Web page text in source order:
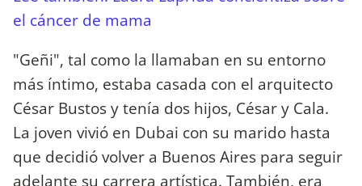
el cáncer de mama
"Geñi", tal como la llamaban en su entorno
más íntimo, estaba casada con el arquitecto
César Bustos y tenía dos hijos, César y Cala.
La joven vivió en Dubai con su marido hasta
que decidió volver a Buenos Aires para seguir
adelante su carrera artística. También, era